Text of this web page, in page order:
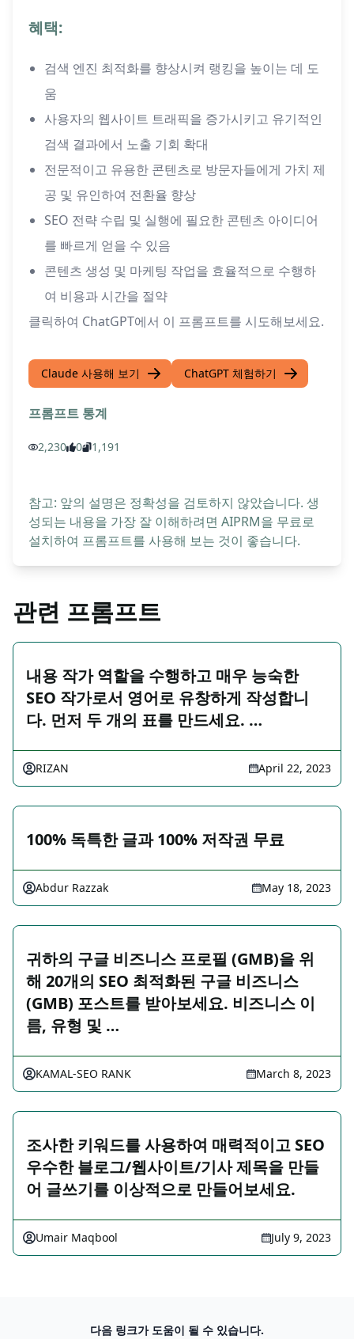
혜택:
검색 엔진 최적화를 향상시켜 랭킹을 높이는 데 도
움
사용자의 웹사이트 트래픽을 증가시키고 유기적인
검색 결과에서 노출 기회 확대
전문적이고 유용한 콘텐츠로 방문자들에게 가치 제
공 및 유인하여 전환율 향상
SEO 전략 수립 및 실행에 필요한 콘텐츠 아이디어
를 빠르게 얻을 수 있음
콘텐츠 생성 및 마케팅 작업을 효율적으로 수행하
여 비용과 시간을 절약
클릭하여 ChatGPT에서 이 프롬프트를 시도해보세요.
Claude 사용해 보기 ChatGPT 체험하기
프롬프트 통계
2,230 0 1,191
참고: 앞의 설명은 정확성을 검토하지 않았습니다. 생
성되는 내용을 가장 잘 이해하려면 AIPRM을 무료로
설치하여 프롬프트를 사용해 보는 것이 좋습니다.
관련 프롬프트
내용 작가 역할을 수행하고 매우 능숙한
SEO 작가로서 영어로 유창하게 작성합니
다. 먼저 두 개의 표를 만드세요. …
RIZAN April 22, 2023
100% 독특한 글과 100% 저작권 무료
Abdur Razzak May 18, 2023
귀하의 구글 비즈니스 프로필 (GMB)을 위
해 20개의 SEO 최적화된 구글 비즈니스
(GMB) 포스트를 받아보세요. 비즈니스 이
름, 유형 및 …
KAMAL-SEO RANK March 8, 2023
조사한 키워드를 사용하여 매력적이고 SEO
우수한 블로그/웹사이트/기사 제목을 만들
어 글쓰기를 이상적으로 만들어보세요.
Umair Maqbool July 9, 2023
다음 링크가 도움이 될 수 있습니다.